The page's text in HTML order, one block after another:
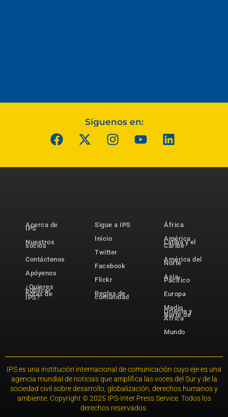
Síguenos en:
Acerca de
IPS
Nuestros
socios
Contáctenos
Apóyenos
¿Quieres
publicar
notas de
IPS?
Sigue a IPS
Inicio
Twitter
Facebook
Flickr
Reglas de
comunidad
África
América
Latina y el
Caribe
América del
Norte
Asia-
Pacífico
Europa
Medio
Oriente y
Norte de
África
Mundo
IPS es una institución internacional de comunicación cuyo eje es una
agencia mundial de noticias que amplifica las voces del Sur y de la
sociedad civil sobre desarrollo, globalización, derechos humanos y
ambiente. Copyright © 2025 IPS-Inter Press Service. Todos los
derechos reservados.